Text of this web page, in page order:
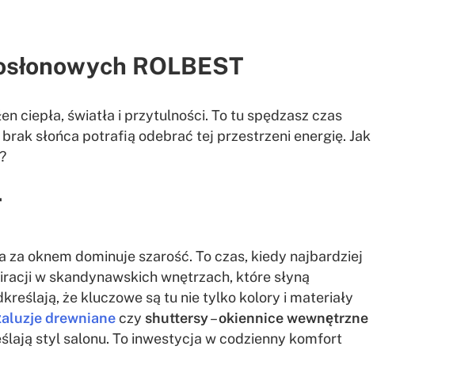
ROLBEST
ciepła, światła i przytulności. To tu spędzasz czas
słońca potrafią odebrać tej przestrzeni energię. Jak
oknem dominuje szarość. To czas, kiedy najbardziej
w skandynawskich wnętrzach, które słyną
że kluczowe są tu nie tylko kolory i materiały
drewnianeczy shuttersy–okiennice wewnętrzne
styl salonu. To inwestycja w codzienny komfort